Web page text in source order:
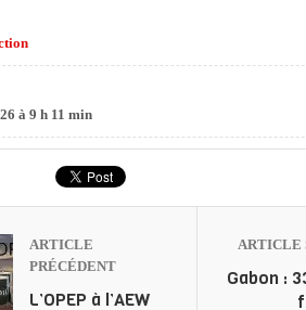
à 9 h 11 min
ARTICLE
PRÉCÉDENT
L’OPEP à l’AEW
ARTICLE
Gabon :